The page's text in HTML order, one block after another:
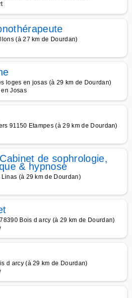
(à 27 km de Dourdan)
loges en josas (à 29 km de Dourdan)
Josas
91150 Etampes (à 29 km de Dourdan)
de sophrologie,
& hypnose
(à 29 km de Dourdan)
Bois d arcy (à 29 km de Dourdan)
d arcy (à 29 km de Dourdan)